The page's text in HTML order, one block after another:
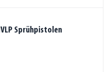
Sprühpistolen